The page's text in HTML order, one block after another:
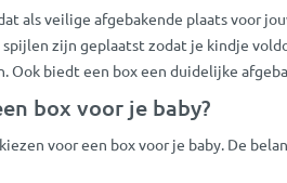
als veilige afgebakende plaats voor
zijn geplaatst zodat je kindje
Ook biedt een box een duidelijke
box voor je baby?
voor een box voor je baby. De